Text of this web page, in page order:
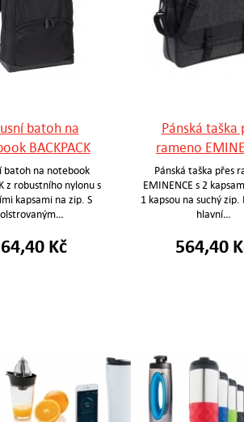
batoh na
BACKPACK
batoh na notebook
z robustního nylonu s
kapsami na zip. S
Kč
Pánská taška
rameno
Pánská taška přes
EMINENCE s 2
1 kapsou na suchý zip.
hlavní…
564,40